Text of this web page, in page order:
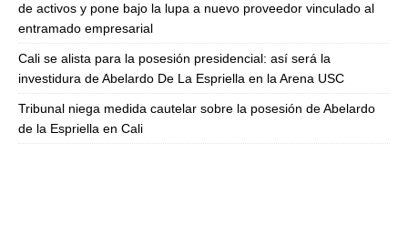
de activos y pone bajo la lupa a nuevo proveedor vinculado al
entramado empresarial
Cali se alista para la posesión presidencial: así será la
investidura de Abelardo De La Espriella en la Arena USC
Tribunal niega medida cautelar sobre la posesión de Abelardo
de la Espriella en Cali